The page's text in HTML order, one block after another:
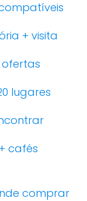
+ visita
ofertas
lugares
cafés
comprar